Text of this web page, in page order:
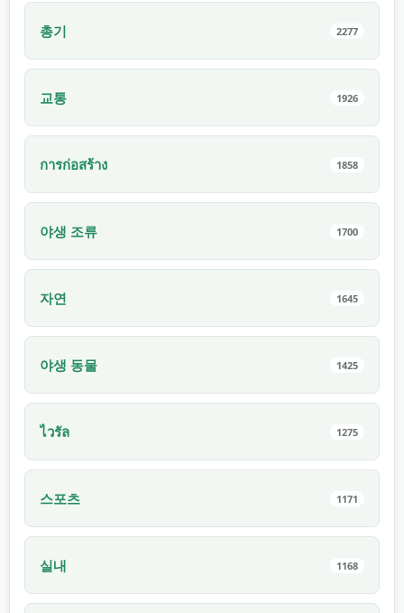
총기 2277
교통 1926
การก่อสร้าง 1858
야생 조류 1700
자연 1645
야생 동물 1425
ไวรัล 1275
스포츠 1171
실내 1168